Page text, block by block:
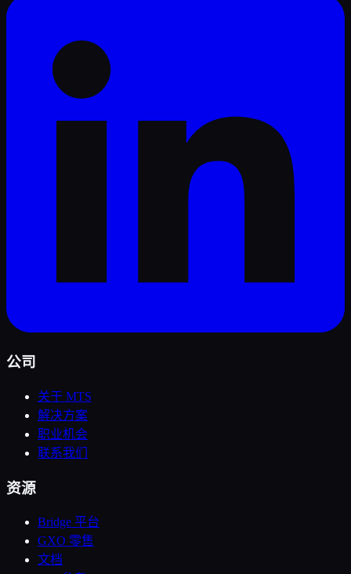
公司
关于 MTS
解决方案
职业机会
联系我们
资源
Bridge 平台
GXO 零售
文档